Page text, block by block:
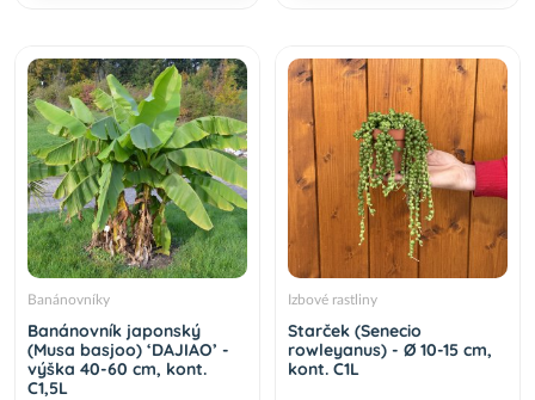
Banánovníky
Banánovník japonský
(Musa basjoo) ‘DAJIAO’ -
výška 40-60 cm, kont.
C1,5L
Izbové rastliny
Starček (Senecio
rowleyanus) - Ø 10-15 cm,
kont. C1L